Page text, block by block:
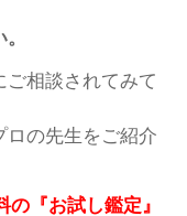
ご相談されてみて
ロの先生をご紹介
の『お試し鑑定』